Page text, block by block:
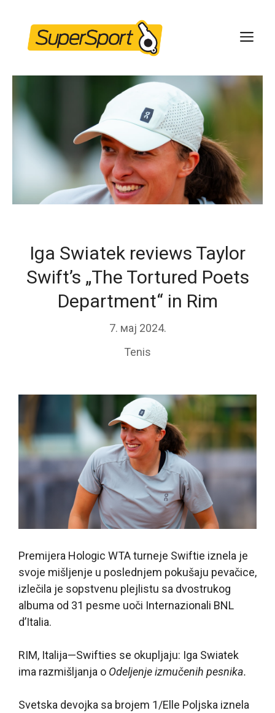
content
Iga Swiatek reviews Taylor
Swift’s „The Tortured Poets
Department“ in Rim
7. мај 2024.
Tenis
Premijera Hologic WTA turneje Swiftie iznela je
svoje mišljenje u poslednjem pokušaju pevačice,
izlečila je sopstvenu plejlistu sa dvostrukog
albuma od 31 pesme uoči Internazionali BNL
d’Italia.
RIM, Italija—Swifties se okupljaju: Iga Swiatek
ima razmišljanja o Odeljenje izmučenih pesnika.
Svetska devojka sa brojem 1/Elle Poljska iznela